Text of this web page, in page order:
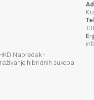
Napredak -
hibridnih sukoba
E-